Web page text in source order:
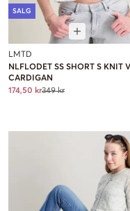
SALG
LMTD
NLFLODET SS SHORT S KNIT V
CARDIGAN
174,50 kr349 kr